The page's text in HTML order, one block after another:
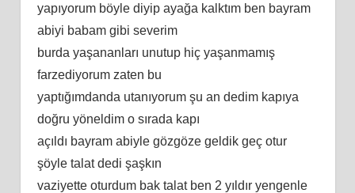
yapıyorum böyle diyip ayağa kalktım ben bayram
abiyi babam gibi severim
burda yaşananları unutup hiç yaşanmamış
farzediyorum zaten bu
yaptığımdanda utanıyorum şu an dedim kapıya
doğru yöneldim o sırada kapı
açıldı bayram abiyle gözgöze geldik geç otur
şöyle talat dedi şaşkın
vaziyette oturdum bak talat ben 2 yıldır yengenle